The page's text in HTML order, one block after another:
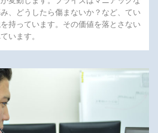
、どうしたら傷まないか？など、てい
持っています。その価値を落とさない
います。